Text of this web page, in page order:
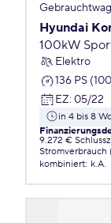
Hyundai
100kW
Elektro
136 PS
EZ: 05/22
in 4 bis 8
9.272 €
Stromverbrauch
kombiniert: k.A.